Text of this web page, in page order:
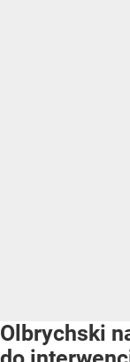
Olbrychski